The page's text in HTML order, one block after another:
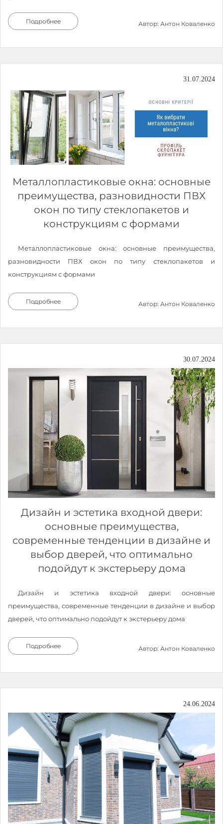
Подробнее Автор: Антон Коваленко
31.07.2024
Металлопластиковые окна: основные
преимущества, разновидности ПВХ
окон по типу стеклопакетов и
конструкциям с формами
Металлопластиковые окна: основные преимущества,
разновидности ПВХ окон по типу стеклопакетов и
конструкциям с формами
Подробнее Автор: Антон Коваленко
30.07.2024
Дизайн и эстетика входной двери:
основные преимущества,
современные тенденции в дизайне и
выбор дверей, что оптимально
подойдут к экстерьеру дома
Дизайн и эстетика входной двери: основные
преимущества, современные тенденции в дизайне и выбор
дверей, что оптимально подойдут к экстерьеру дома
Подробнее Автор: Антон Коваленко
24.06.2024